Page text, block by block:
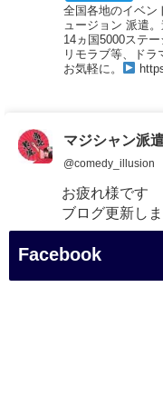
全国各地のイベン
ュージョン 派遣
14ヵ国5000ステ
リモラブ等、ド
お気軽に。
マジシャン派
@comedy_illusion
お疲れ様です
ブログ更新し
「マジシャン
Facebook